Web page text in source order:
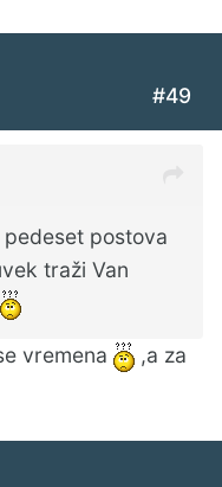
#49
postova
traži Van
vremena
,a za